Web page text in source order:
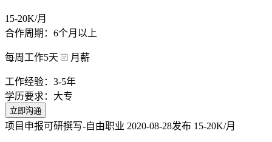
15-20K/月
合作周期：6个月以上
每周工作5天 月薪
工作经验：3-5年
学历要求：大专
立即沟通
项目申报可研撰写-自由职业 2020-08-28发布 15-20K/月